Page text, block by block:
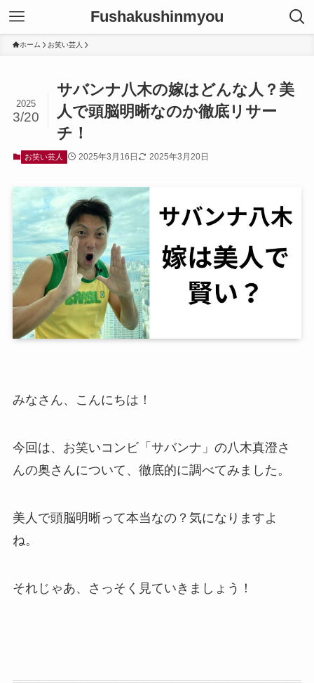
Fushakushinmyou
ホーム お笑い芸人
サバンナ八木の嫁はどんな人？美
人で頭脳明晰なのか徹底リサー
チ！
2025
3/20
お笑い芸人 2025年3月16日 2025年3月20日
みなさん、こんにちは！
今回は、お笑いコンビ「サバンナ」の八木真澄さ
んの奥さんについて、徹底的に調べてみました。
美人で頭脳明晰って本当なの？気になりますよ
ね。
それじゃあ、さっそく見ていきましょう！